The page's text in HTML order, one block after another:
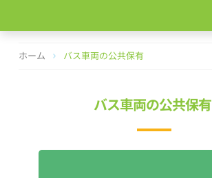
テ
ホーム バス車両の公共保有
バス車両の公共保有